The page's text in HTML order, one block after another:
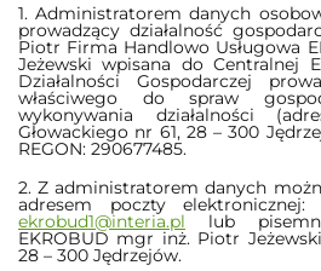
1. Administratorem danych
prowadzący działalność
Piotr Firma Handlowo Usługowa
Jeżewski wpisana do Centralnej
Działalności Gospodarczej
właściwego do spraw
wykonywania działalności
Głowackiego nr 61, 28 – 300
REGON: 290677485.
2. Z administratorem danych
adresem poczty elektronicznej:
ekrobud1@interia.pl lub
EKROBUD mgr inż. Piotr
28 – 300 Jędrzejów.